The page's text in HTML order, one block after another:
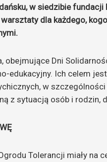
w siedzibie fundacji
dla każdego,
obejmujące Dni
edukacyjny. Ich celem
w
z sytuacją osób i
Tolerancji miały na